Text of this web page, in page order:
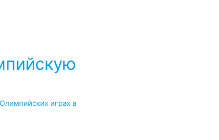
играх в